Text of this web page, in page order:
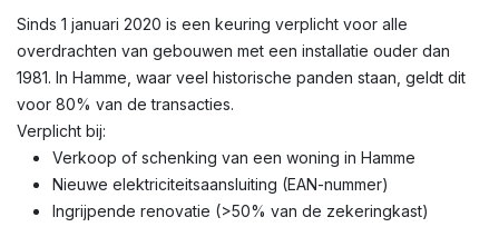
Sinds 1 januari 2020 is een keuring verplicht voor alle
overdrachten van gebouwen met een installatie ouder dan
1981. In Hamme, waar veel historische panden staan, geldt dit
voor 80% van de transacties.
Verplicht bij:
Verkoop of schenking van een woning in Hamme
Nieuwe elektriciteitsaansluiting (EAN-nummer)
Ingrijpende renovatie (>50% van de zekeringkast)